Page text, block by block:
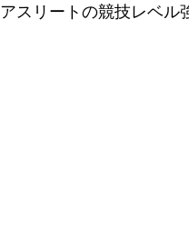
アスリートの競技レベル